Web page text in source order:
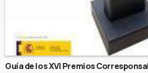
Guía de los XVI Premios